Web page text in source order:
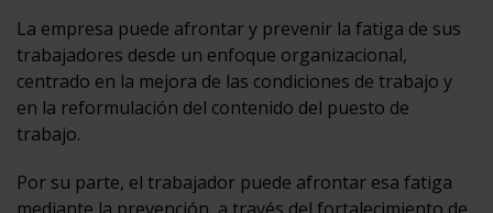
La empresa puede afrontar y prevenir la fatiga de sus
trabajadores desde un enfoque organizacional,
centrado en la mejora de las condiciones de trabajo y
en la reformulación del contenido del puesto de
trabajo.
Por su parte, el trabajador puede afrontar esa fatiga